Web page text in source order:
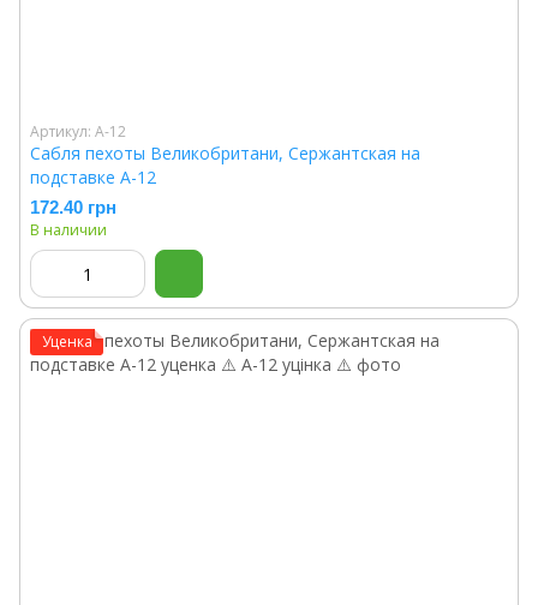
Артикул: A-12
Сабля пехоты Великобритани, Сержантская на
подставке A-12
172.40 грн
В наличии
Уценка